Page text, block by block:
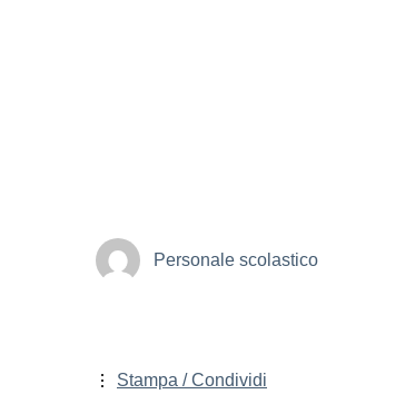
Personale scolastico
Stampa / Condividi